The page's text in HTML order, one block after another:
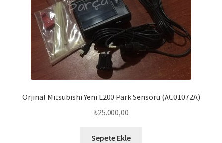
Orjinal Mitsubishi Yeni L200 Park Sensörü (AC01072A)
₺25.000,00
Sepete Ekle